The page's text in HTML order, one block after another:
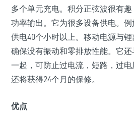
多个单元充电。积分正弦波很有
功率输出。它为很多设备供电。
供电40个小时以上。移动电源与锂
确保没有振动和零排放性能。它
一起，可防止过电流，短路，过
还将获得24个月的保修。
优点